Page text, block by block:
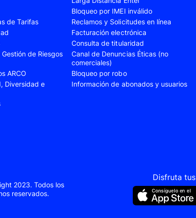
Samsung Galaxy A24 Samsung Galaxy A25
Samsung Galaxy A52 Samsung Galaxy A52s
Samsung Galaxy S20 Fe Samsung Galaxy S21 Fe
Samsung Galaxy S23 Samsung Galaxy S23 Plus
Samsung Galaxy S24 Plus Samsung Galaxy S24 Ultra
Samsung Galaxy Z Fold 5
Xiaomi Redmi 13C
Xiaomi Redmi Note 10 Pro Xiaomi Redmi Note 10s
Xiaomi Redmi Note 12s
de Tarifas
de Riesgos
ARCO
Diversidad e
Bloqueo por IMEI inválido
Reclamos y Solicitudes en línea
Facturación electrónica
Consulta de titularidad
Canal de Denuncias Éticas (no
comerciales)
Bloqueo por robo
Información de abonados y usuarios
2023. Todos los
reservados.
Disfruta tus